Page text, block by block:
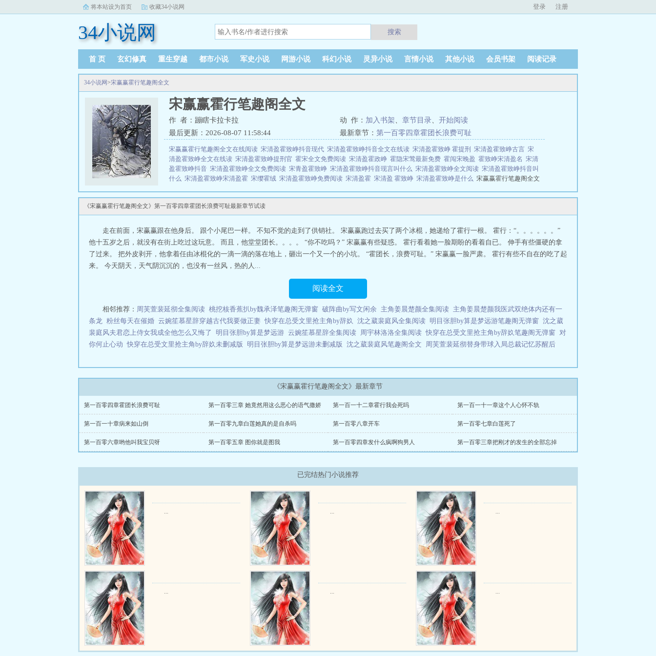
将本站设为首页 收藏34小说网 登录 注册
34小说网 搜索
首 页 玄幻修真 重生穿越 都市小说 军史小说 网游小说 科幻小说 灵异小说 言情小说 其他小说 会员书架 阅读记录
34小说网>宋赢赢霍行笔趣阁全文
宋赢赢霍行笔趣阁全文
作 者：蹦瞎卡拉卡拉 动 作： 加入书架 章节目录
开始阅读
最后更新：2026-08-07 11:58:44
最新章节： 第一百零四章霍团长浪费可耻
宋赢赢霍行笔趣阁全文在线阅读 宋清盈霍致峥抖音现代 宋清盈霍致峥抖音全文在线读 宋清盈霍致峥 霍提刑 宋清盈霍致峥古言 宋
清盈霍致峥全文在线读 宋清盈霍致峥提刑官 霍宋全文免费阅读 宋清盈霍政峥 霍隐宋莺最新免费 霍闯宋晚盈 霍致峥宋清盈名 宋清
盈霍致峥抖音 宋清盈霍致峥全文免费阅读 宋青盈霍致峥 宋清盈霍致峥抖音现言叫什么 宋清盈霍致峥全文阅读 宋清盈霍致峥抖音叫
什么 宋清盈霍致峥宋清盈霍 宋缨霍绒 宋清盈霍致峥免费阅读 宋清盈霍 宋清盈 霍致峥 宋清盈霍致峥是什么 宋赢赢霍行笔趣阁全文
三秒记住本站：34小说网 网址：www.xs34.com宋赢赢霍行笔趣阁全文
《宋赢赢霍行笔趣阁全文》第一百零四章霍团长浪费可耻最新章节试读
走在前面，宋赢赢跟在他身后。 跟个小尾巴一样。 不知不觉的走到了供销社。 宋赢赢跑过去买了两个冰棍，她递给了霍行一根。 霍行：“。。。。。。”
他十五岁之后，就没有在街上吃过这玩意。 而且，他堂堂团长。。。。 “你不吃吗？” 宋赢赢有些疑惑。 霍行看着她一脸期盼的看着自已。 伸手有些僵硬的拿
了过来。 把外皮剥开，他拿着任由冰棍化的一滴一滴的落在地上，砸出一个又一个的小坑。 “霍团长，浪费可耻。” 宋赢赢一脸严肃。 霍行有些不自在的吃了起
来。 今天阴天，天气阴沉沉的，也没有一丝风，热的人...
阅读全文
相邻推荐： 周芙萱裴延彻全集阅读 桃挖核香蕉扒by魏承泽笔趣阁无弹窗 破阵曲by写文闲余 主角姜晨楚颜全集阅读 主角姜晨楚颜我医武双绝体内还有一
条龙 粉丝每天在催婚 云婉笙慕星辞穿越古代我要做正妻 快穿在总受文里抢主角by辞奺 沈之葳裴庭风全集阅读 明目张胆by算是梦远游笔趣阁无弹窗 沈之葳
裴庭风夫君恋上侍女我成全他怎么又悔了
明目张胆by算是梦远游 云婉笙慕星辞全集阅读 周宇林洛洛全集阅读 快穿在总受文里抢主角by辞奺笔趣阁无弹窗 对
你何止心动 快穿在总受文里抢主角by辞奺未删减版 明目张胆by算是梦远游未删减版 沈之葳裴庭风笔趣阁全文 周芙萱裴延彻替身带球入局总裁记忆苏醒后
《宋赢赢霍行笔趣阁全文》最新章节
第一百零四章霍团长浪费可耻 第一百零三章 她竟然用这么恶心的语气撒娇 第一百一十二章霍行我会死吗 第一百一十一章这个人心怀不轨
第一百一十章病来如山倒 第一百零九章白莲她真的是自杀吗 第一百零八章开车 第一百零七章白莲死了
第一百零六章哟他叫我宝贝呀 第一百零五章 图你就是图我 第一百零四章发什么疯啊狗男人 第一百零三章把刚才的发生的全部忘掉
已完结热门小说推荐
... ... ...
... ... ...